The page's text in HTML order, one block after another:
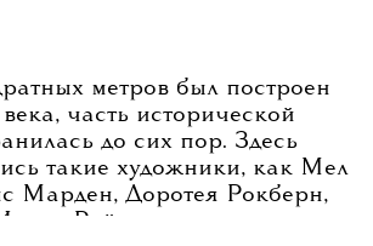
метров был построен
часть исторической
до сих пор. Здесь
такие художники, как Мел
Марден, Доротея Рокберн,
Райнер и другие